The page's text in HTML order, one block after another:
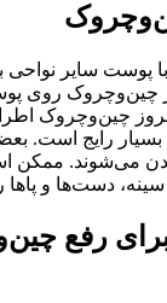
پوست سایر
چین‌وچروک
چین‌وچرو‌ک
رایج است.
می‌شوند. ممکن
دست‌ها و پاها را
رفع